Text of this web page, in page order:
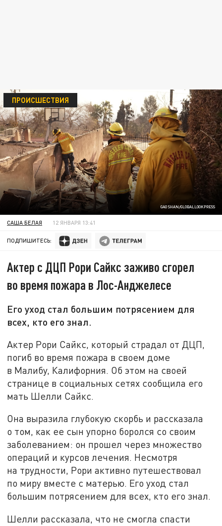
GAO SHAN/GLOBALLOOKPRESS
ПРОИСШЕСТВИЯ
САША БЕЛАЯ 12 ЯНВАРЯ 13:41
ПОДПИШИТЕСЬ:
Актер с ДЦП Рори Сайкс заживо сгорел
во время пожара в Лос-Анджелесе
Его уход стал большим потрясением для
всех, кто его знал.
Актер Рори Сайкс, который страдал от ДЦП,
погиб во время пожара в своем доме
в Малибу, Калифорния. Об этом на своей
странице в социальных сетях сообщила его
мать Шелли Сайкс.
Она выразила глубокую скорбь и рассказала
о том, как ее сын упорно боролся со своим
заболеванием: он прошел через множество
операций и курсов лечения. Несмотря
на трудности, Рори активно путешествовал
по миру вместе с матерью. Его уход стал
большим потрясением для всех, кто его знал.
Шелли рассказала, что не смогла спасти